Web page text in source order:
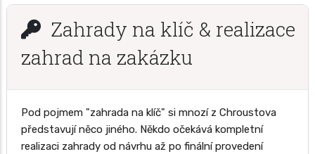
Zahrady na klíč & realizace
zahrad na zakázku
Pod pojmem "zahrada na klíč" si mnozí z Chroustova
představují něco jiného. Někdo očekává kompletní
realizaci zahrady od návrhu až po finální provedení